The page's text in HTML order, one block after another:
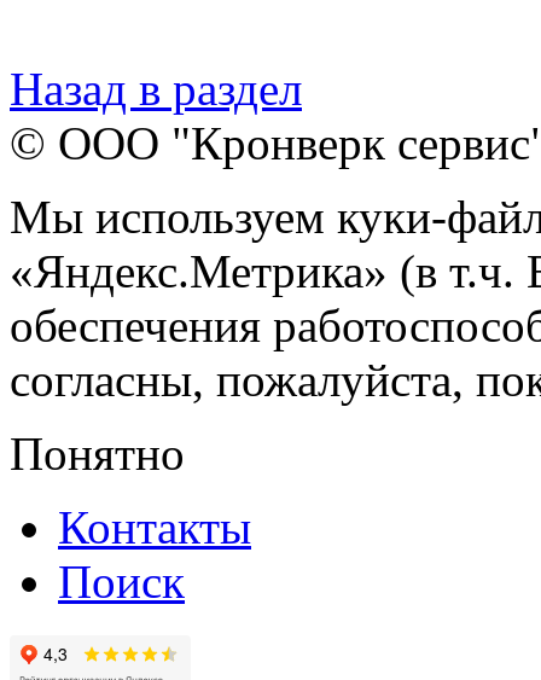
Назад в раздел
© ООО "Кронверк
Мы используем куки-
«Яндекс.Метрика» (в т.ч.
обеспечения
согласны, пожалуйста,
Понятно
Контакты
Поиск